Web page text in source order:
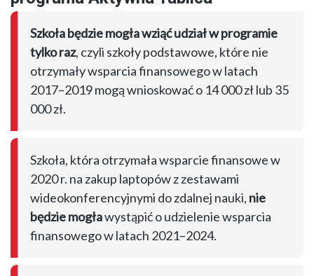
Szkoła będzie mogła wziąć udział w programie
tylko raz, czyli szkoły podstawowe, które nie
otrzymały wsparcia finansowego w latach
2017–2019 mogą wnioskować o 14 000 zł lub 35
000 zł.
Szkoła, która otrzymała wsparcie finansowe w
2020 r. na zakup laptopów z zestawami
wideokonferencyjnymi do zdalnej nauki, nie
będzie mogławystąpić o udzielenie wsparcia
finansowego w latach 2021–2024.